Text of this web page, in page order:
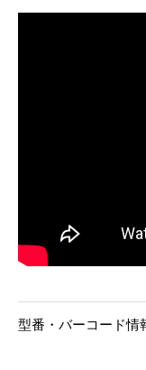
型番・バーコード情